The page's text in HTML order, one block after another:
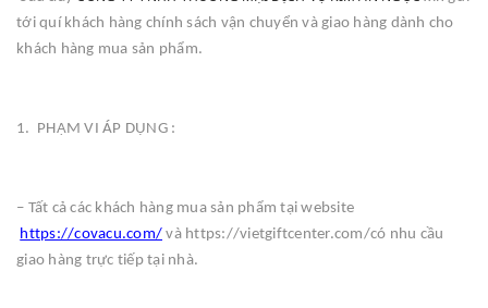
tới quí khách hàng chính sách vận chuyển và giao hàng dành cho
khách hàng mua sản phẩm.
1. PHẠM VI ÁP DỤNG :
– Tất cả các khách hàng mua sản phẩm tại website
https://covacu.com/ và https://vietgiftcenter.com/có nhu cầu
giao hàng trực tiếp tại nhà.